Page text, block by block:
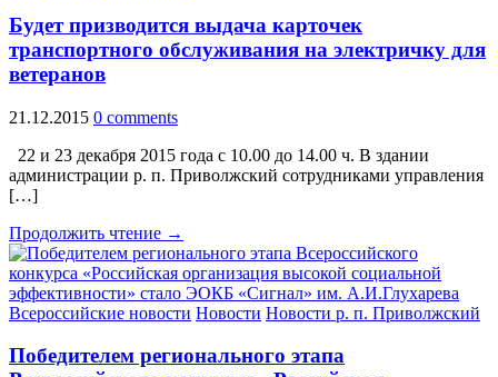
Будет призводится выдача карточек
транспортного обслуживания на электричку для
ветеранов
21.12.2015 0 comments
22 и 23 декабря 2015 года с 10.00 до 14.00 ч. В здании
администрации р. п. Приволжский сотрудниками управления
[…]
Продолжить чтение →
Всероссийские новости Новости Новости р. п. Приволжский
Победителем регионального этапа